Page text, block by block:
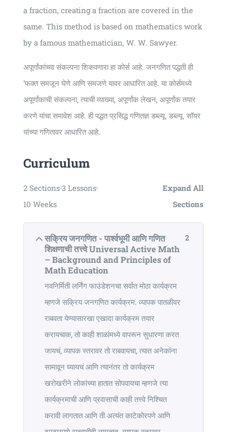
a fraction, creating a fraction are covered in the
same. This method is based on mathematics work
by a famous mathematician, W. W. Sawyer.
अपूर्णांकांच्या संकल्पना शिकवणारा हा कोर्स आहे. जनगणित पद्धती ही
‘फक्त समजून घेणे आणि समजणे यावर आधारित आहे. या कोर्समध्ये
अपूर्णांकाची संकल्पना, त्याची व्याख्या, अपूर्णांक लेखन, अपूर्णांक तयार
करणे यांचा समावेश आहे. ही पद्धत प्रसिद्ध गणितज्ञ डब्ल्यू. डब्ल्यू. सॉयर
यांच्या गणितावर आधारित आहे.
Curriculum
2 Sections 3 Lessons
10 Weeks
Expand All
Sections
सक्रिय जनगणित - पार्श्वभूमी आणि गणित
शिक्षणाची तत्त्वे Universal Active Math
– Background and Principles of
Math Education
नवनिर्मिती लर्निंग फाउंडेशनचा सर्वात मोठा कार्यक्रम
म्हणजे सक्रिय जनगणित कार्यक्रम. व्यापक पातळीवर
राबवता येण्यासारखा एखादा कार्यक्रम तयार
करायचाक, तो काही शाळांमध्ये वापरून सुधारणा करत
जायचं, व्यापक स्तरावर तो राबवायचा, त्यात अनेकांना
सामावून घ्यायचं आणि त्यानंतर तो कार्यक्रम
खरोखरीने लोकांच्या हातात सोपवायचा म्हणजे त्या
कार्यक्रमाची आणि प्रवासाची काही तत्त्वे निश्चित
करावी लागतात आणि ती अत्यंत काटेकोरपणे आणि
2